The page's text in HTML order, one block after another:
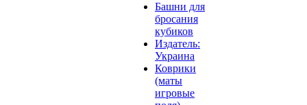
Башни для
бросания
кубиков
Издатель:
Украина
Коврики
(маты
игровые